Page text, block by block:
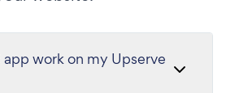
work on my Upserve